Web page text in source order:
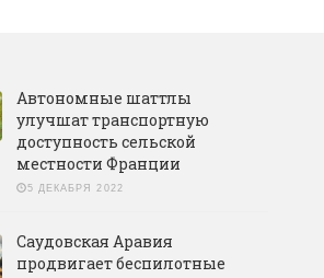
Автономные шаттлы
улучшат транспортную
доступность сельской
местности Франции
5 ДЕКАБРЯ 2022
Саудовская Аравия
продвигает беспилотные